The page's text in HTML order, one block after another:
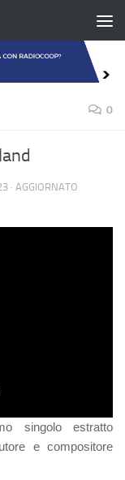
0
· AGGIORNATO
singolo estratto
e compositore